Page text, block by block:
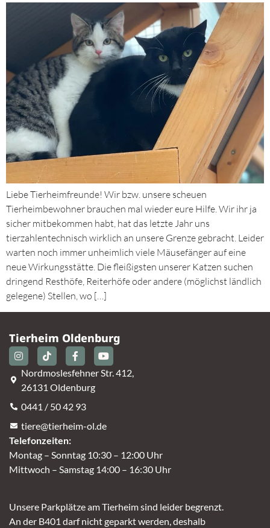
Liebe Tierheimfreunde! Wir bzw. unsere scheuen
Tierheimbewohner brauchen mal wieder eure Hilfe. Wir ihr ja
sicher mitbekommen habt, hat das letzte Jahr uns
tierzahlentechnisch wirklich an unsere Grenze gebracht. Leider
warten noch immer unheimlich viele Mäusefänger auf eine
neue Wirkungsstätte. Die fleißigsten unserer Katzen suchen
dringend Resthöfe, Reiterhöfe oder andere (möglichst ländlich
gelegene) Stellen, wo […]
Tierheim Oldenburg
Nordmoslesfehner Str. 412,
26131 Oldenburg
0441 / 50 42 93
tiere@tierheim-ol.de
Telefonzeiten:
Montag – Sonntag 10:30 – 12:00 Uhr
Mittwoch – Samstag 14:00 – 16:30 Uhr
Unsere Parkplätze am Tierheim sind leider begrenzt.
An der B401 darf nicht geparkt werden, deshalb